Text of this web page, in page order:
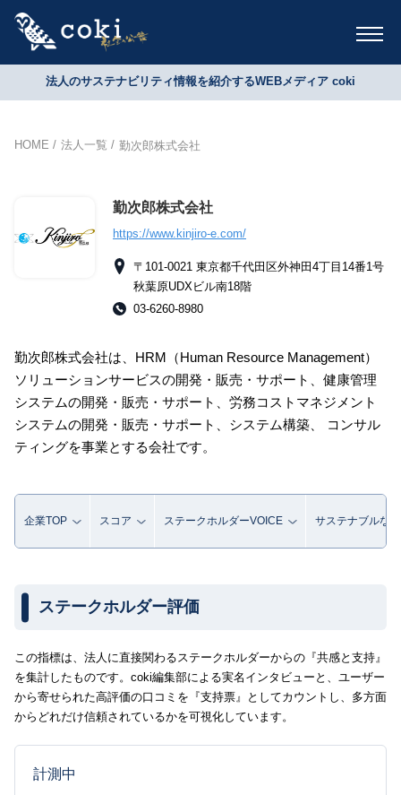
法人のサステナビリティ情報を紹介するWEBメディア coki
HOME 法人一覧 勤次郎株式会社
勤次郎株式会社
https://www.kinjiro-e.com/
〒101-0021 東京都千代田区外神田4丁目14番1号
秋葉原UDXビル南18階
03-6260-8980
勤次郎株式会社は、HRM（Human Resource Management）
ソリューションサービスの開発・販売・サポート、健康管理
システムの開発・販売・サポート、労務コストマネジメント
システムの開発・販売・サポート、システム構築、 コンサル
ティングを事業とする会社です。
企業TOP スコア ステークホルダーVOICE サステナブルな
ステークホルダー評価
この指標は、法人に直接関わるステークホルダーからの『共感と支持』
を集計したものです。coki編集部による実名インタビューと、ユーザー
から寄せられた高評価の口コミを『支持票』としてカウントし、多方面
からどれだけ信頼されているかを可視化しています。
計測中